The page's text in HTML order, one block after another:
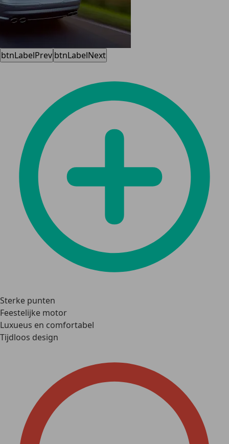
btnLabelPrev btnLabelNext
Sterke punten
Feestelijke motor
Luxueus en comfortabel
Tijdloos design